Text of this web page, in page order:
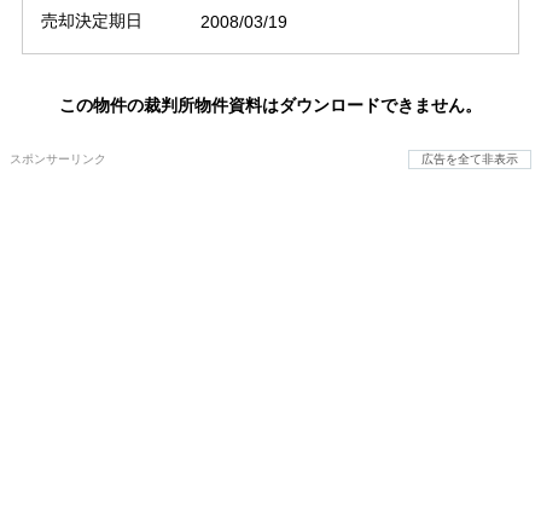
売却決定期日 2008/03/19
この物件の裁判所物件資料はダウンロードできません。
スポンサーリンク 広告を全て非表示